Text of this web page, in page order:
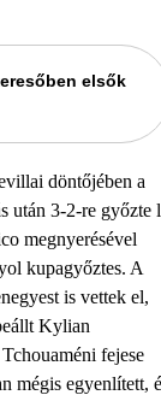
elsők
döntőjében a
után 3-2-re győzte
megnyerésével
kupagyőztes. A
is vettek el,
Kylian
fejese
mégis egyenlített,